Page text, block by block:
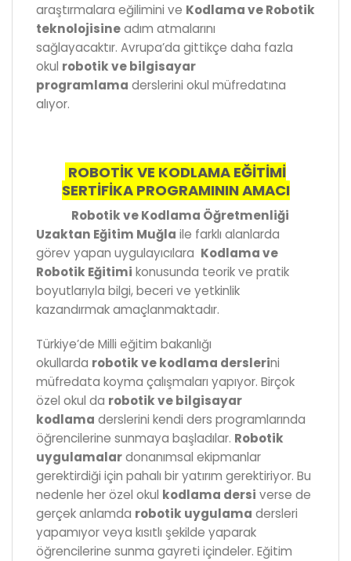
araştırmalara eğilimini ve Kodlama ve Robotik
teknolojisineadım atmalarını
sağlayacaktır. Avrupa’da gittikçe daha fazla
okul robotik ve bilgisayar
programlama derslerini okul müfredatına
alıyor.
ROBOTİK VE KODLAMA EĞİTİMİ
SERTİFİKA PROGRAMININ AMACI
Robotik ve Kodlama Öğretmenliği
Uzaktan Eğitim Muğla ile farklı alanlarda
görev yapan uygulayıcılara Kodlama ve
Robotik Eğitimi konusunda teorik ve pratik
boyutlarıyla bilgi, beceri ve yetkinlik
kazandırmak amaçlanmaktadır.
Türkiye’de Milli eğitim bakanlığı
okullarda robotik ve kodlama derslerini
müfredata koyma çalışmaları yapıyor. Birçok
özel okul da robotik ve bilgisayar
kodlama derslerini kendi ders programlarında
öğrencilerine sunmaya başladılar. Robotik
uygulamalardonanımsal ekipmanlar
gerektirdiği için pahalı bir yatırım gerektiriyor. Bu
nedenle her özel okul kodlama dersi verse de
gerçek anlamda robotik uygulama dersleri
yapamıyor veya kısıtlı şekilde yaparak
öğrencilerine sunma gayreti içindeler. Eğitim